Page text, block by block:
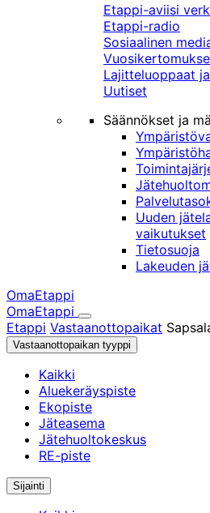
Etappi-aviisi
Etappi-radio
Sosiaalinen
Lajitteluoppaat
Uutiset
Säännökset ja
Uuden
vaikutukset
Tietosuoja
Lakeuden
OmaEtappi
OmaEtappi
Haku
Olet
täällä:
Etappi Vastaanottopaikat
Vastaanottopaikan tyyppi
Kaikki
Aluekeräyspiste
Ekopiste
Jäteasema
Jätehuoltokeskus
RE-piste
Sijainti